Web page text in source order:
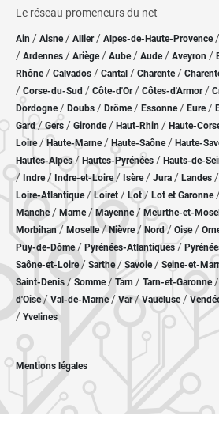
Le réseau promeneurs du net
Ain / Aisne/ Allier/ Alpes-de-Haute-Provence /
/ Ardennes / Ariège/ Aube/ Aude / Aveyron /
Rhône/ Calvados / Cantal / Charente /
/ Corse-du-Sud / Côte-d'Or / Côtes-d'Armor/
Dordogne/ Doubs / Drôme/ Essonne / Eure/
Gard/Gers / Gironde/ Haut-Rhin / Haute-
Loire/Haute-Marne/ Haute-Saône/ Haute-
Hautes-Alpes/ Hautes-Pyrénées / Hauts-de-
/ Indre/ Indre-et-Loire/ Isère/ Jura / Landes /
Loire-Atlantique/ Loiret / Lot/ Lot et Garonne
Manche/ Marne/ Mayenne/ Meurthe-et-
Morbihan/ Moselle/ Nièvre / Nord/ Oise /
Puy-de-Dôme/ Pyrénées-Atlantiques /
Saône-et-Loire/ Sarthe/ Savoie/ Seine-et-
Saint-Denis /Somme/ Tarn / Tarn-et-Garonne
d'Oise/ Val-de-Marne/Var/Vaucluse/
/ Yvelines
Mentions légales